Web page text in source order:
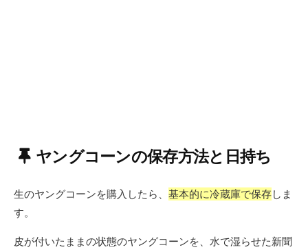
ヤングコーンの保存方法と日持ち
生のヤングコーンを購入したら、 基本的に冷蔵庫で保存しま
す。
皮が付いたままの状態のヤングコーンを、水で湿らせた新聞